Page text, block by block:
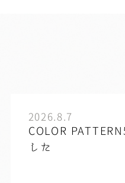
2026.8.7
COLOR
した